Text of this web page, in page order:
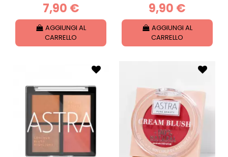
7,90 €
AGGIUNGI AL
CARRELLO
9,90 €
AGGIUNGI AL
CARRELLO